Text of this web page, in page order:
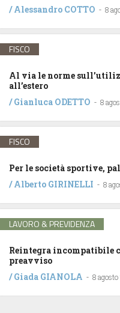
/Alessandro COTTO - 8
FISCO
Al via le norme
all’estero
/Gianluca ODETTO - 8
FISCO
Per le società sportive,
/Alberto GIRINELLI - 8
LAVORO & PREVIDENZA
Reintegra incompatibile
preavviso
/Giada GIANOLA - 8